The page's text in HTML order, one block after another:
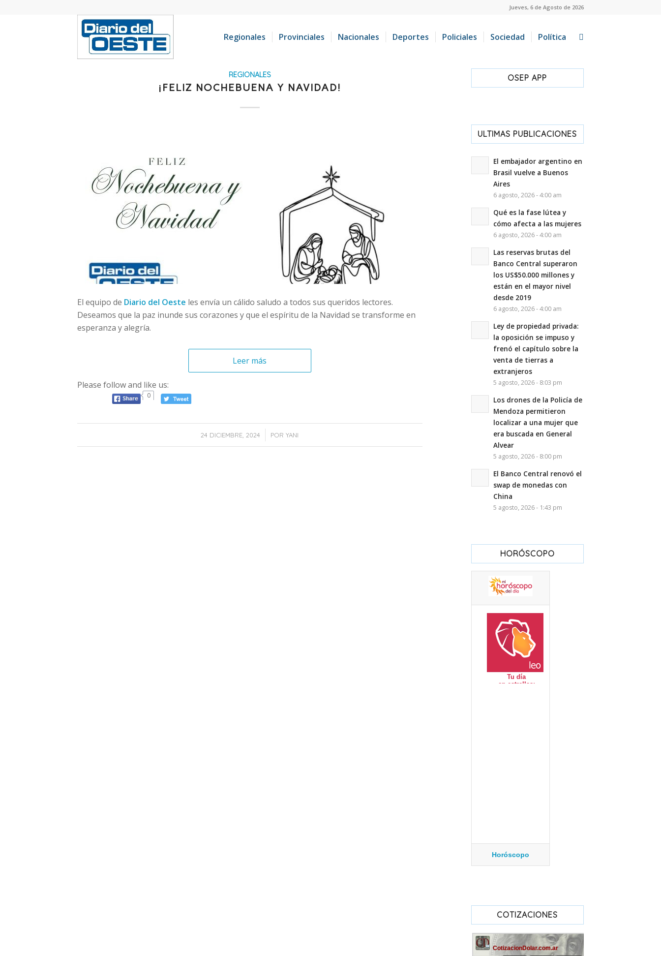
Jueves, 6 de Agosto de 2026
Regionales Provinciales Nacionales Deportes Policiales Sociedad Política
REGIONALES
¡FELIZ NOCHEBUENA Y NAVIDAD!
El equipo de Diario del Oeste les envía un cálido saludo a todos sus queridos lectores.
Deseamos que la paz inunde sus corazones y que el espíritu de la Navidad se transforme en
esperanza y alegría.
Leer más
Please follow and like us:
0
24 DICIEMBRE, 2024
/ PORYANI
OSEP APP
ULTIMAS PUBLICACIONES
El embajador argentino en
Brasil vuelve a Buenos
Aires
6 agosto, 2026 - 4:00 am
Qué es la fase lútea y
cómo afecta a las mujeres
6 agosto, 2026 - 4:00 am
Las reservas brutas del
Banco Central superaron
los US$50.000 millones y
están en el mayor nivel
desde 2019
6 agosto, 2026 - 4:00 am
Ley de propiedad privada:
la oposición se impuso y
frenó el capítulo sobre la
venta de tierras a
extranjeros
5 agosto, 2026 - 8:03 pm
Los drones de la Policía de
Mendoza permitieron
localizar a una mujer que
era buscada en General
Alvear
5 agosto, 2026 - 8:00 pm
El Banco Central renovó el
swap de monedas con
China
5 agosto, 2026 - 1:43 pm
HORÓSCOPO
Horóscopo
COTIZACIONES